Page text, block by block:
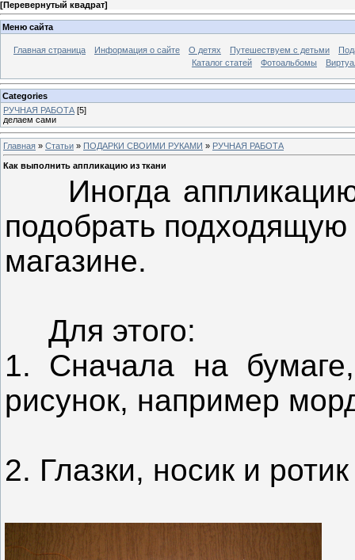
[Перевернутый квадрат]
Меню сайта
Главная страница Информация о сайте О детях Путешествуем с детьми
Каталог статей
Фотоальбомы
Categories
РУЧНАЯ РАБОТА [5]
делаем сами
Главная » Статьи » ПОДАРКИ СВОИМИ РУКАМИ » РУЧНАЯ РАБОТА
Как выполнить аппликацию из ткани
Иногда
подобрать
магазине.
Для этого:
1. Сначала на
рисунок, например
2. Глазки, носик и